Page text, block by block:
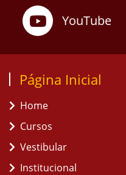
YouTube
Página Inicial
Home
Cursos
Vestibular
Institucional